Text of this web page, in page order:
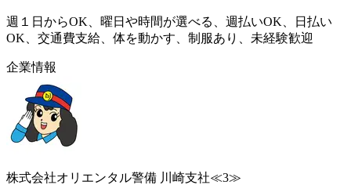
週１日からOK、曜日や時間が選べる、週払いOK、日払い
OK、交通費支給、体を動かす、制服あり、未経験歓迎
企業情報
株式会社オリエンタル警備 川崎支社≪3≫